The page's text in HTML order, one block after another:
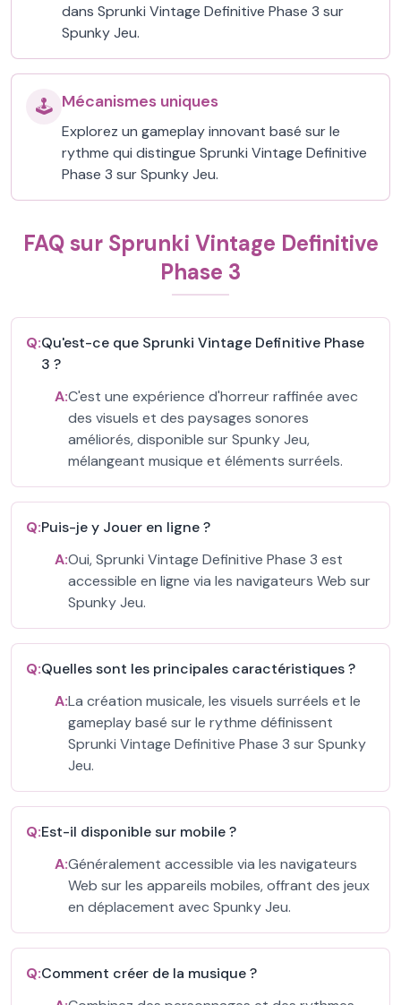
dans Sprunki Vintage Definitive Phase 3 sur
Spunky Jeu.
🕹️ Mécanismes uniques
Explorez un gameplay innovant basé sur le
rythme qui distingue Sprunki Vintage Definitive
Phase 3 sur Spunky Jeu.
FAQ sur Sprunki Vintage Definitive
Phase 3
Q:Qu'est-ce que Sprunki Vintage Definitive Phase
3 ?
A:C'est une expérience d'horreur raffinée avec
des visuels et des paysages sonores
améliorés, disponible sur Spunky Jeu,
mélangeant musique et éléments surréels.
Q:Puis-je y Jouer en ligne ?
A:Oui, Sprunki Vintage Definitive Phase 3 est
accessible en ligne via les navigateurs Web sur
Spunky Jeu.
Q:Quelles sont les principales caractéristiques ?
A:La création musicale, les visuels surréels et le
gameplay basé sur le rythme définissent
Sprunki Vintage Definitive Phase 3 sur Spunky
Jeu.
Q:Est-il disponible sur mobile ?
A:Généralement accessible via les navigateurs
Web sur les appareils mobiles, offrant des jeux
en déplacement avec Spunky Jeu.
Q:Comment créer de la musique ?